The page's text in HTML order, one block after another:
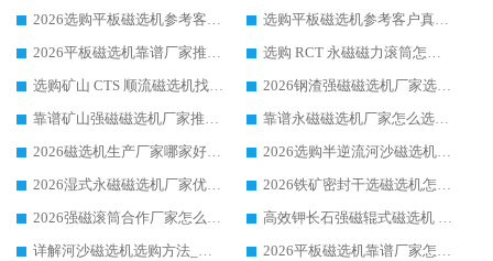
2026选购平板磁选机参考客户真实体验，华体会手机网页版-华体会(中国) 厂家行业口碑排名前列
选购平板磁选机参考客户真实体验，华体会手机网页版-华体会(中国) 厂家依托行业口碑收获大量客户认可
2026平板磁选机靠谱厂家推荐_ 华体会手机网页版-华体会(中国) 凭借良好口碑获得众多客户认可
选购 RCT 永磁磁力滚筒怎么选?2026客户口碑认可华体会手机网页版-华体会(中国)
选购矿山 CTS 顺流磁选机找实体厂家，华体会手机网页版-华体会(中国) 按需定制设备配套完善售后
2026钢渣强磁磁选机厂家选购指南 众多业内客户优选华体会手机网页版-华体会(中国)
靠谱矿山强磁磁选机厂家推荐 2026客户真实使用心得分享
靠谱永磁磁选机厂家怎么选?福建客户真实体验分享华体会手机网页版-华体会(中国) 品牌
2026磁选机生产厂家哪家好?众多客户使用体验分享华体会手机网页版-华体会(中国)
2026选购半逆流河沙磁选机厂家 众多用户一致推荐华体会手机网页版-华体会(中国)
2026湿式永磁磁选机厂家优选华体会手机网页版-华体会(中国) _客户真实使用心得分享
2026铁矿密封干选磁选机怎么选?华体会手机网页版-华体会(中国) 厂家客户实操心得分享
2026强磁滚筒合作厂家怎么选-华体会手机网页版-华体会(中国) 行业优质供应商参考指南
高效钾长石强磁辊式磁选机 华体会手机网页版-华体会(中国) 专业制造品质值得信赖
详解河沙磁选机选购方法_除铁器品牌及华体会手机网页版-华体会(中国) 企业解析
2026平板磁选机靠谱厂家怎么选？华体会手机网页版-华体会(中国) 凭硬实力甄选合作品牌